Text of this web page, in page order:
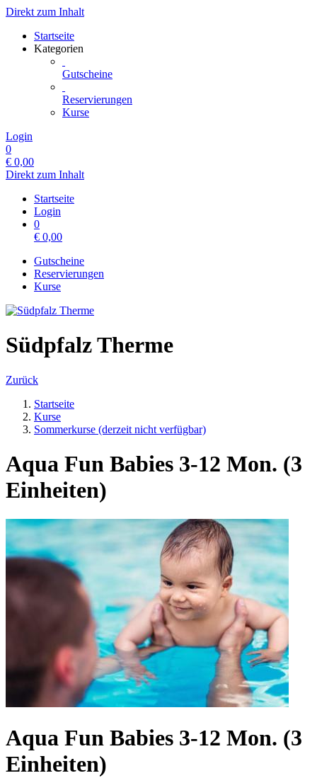
Direkt zum Inhalt
Startseite
Kategorien
Gutscheine
Reservierungen
Kurse
Login
0
€ 0,00
Direkt zum Inhalt
Startseite
Login
0
€ 0,00
Gutscheine
Reservierungen
Kurse
Südpfalz Therme
Zurück
Startseite
Kurse
Sommerkurse (derzeit nicht verfügbar)
Aqua Fun Babies 3-12 Mon. (3
Einheiten)
Aqua Fun Babies 3-12 Mon. (3
Einheiten)